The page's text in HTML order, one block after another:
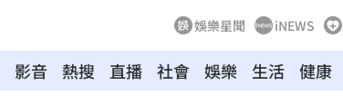
娛樂星聞 iNEWS
影音 熱搜 直播 社會 娛樂 生活 健康